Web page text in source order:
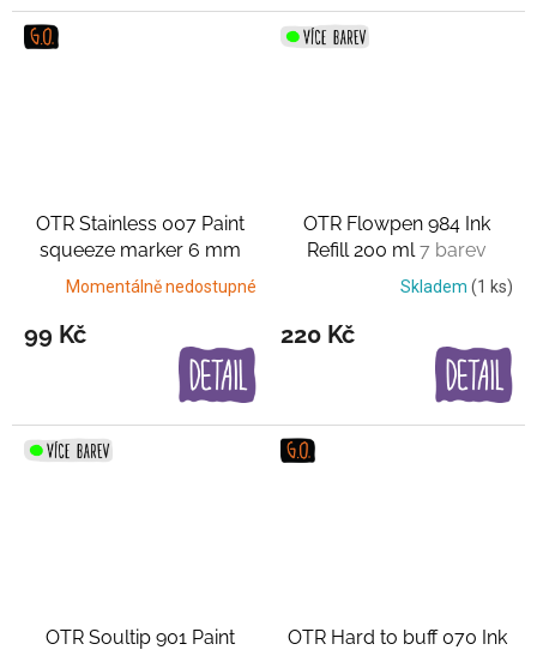
OTR Stainless 007 Paint
squeeze marker 6 mm
Černo-stříbrná
Momentálně nedostupné
99 Kč
OTR Flowpen 984 Ink
Refill 200 ml7 barev
Skladem (1 ks)
220 Kč
OTR Soultip 901 Paint
OTR Hard to buff 070 Ink